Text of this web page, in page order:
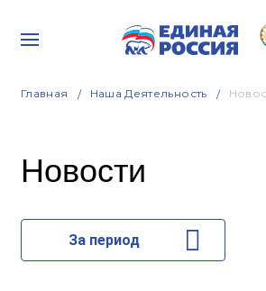
Главная Наша Деятельность
Новости
За период